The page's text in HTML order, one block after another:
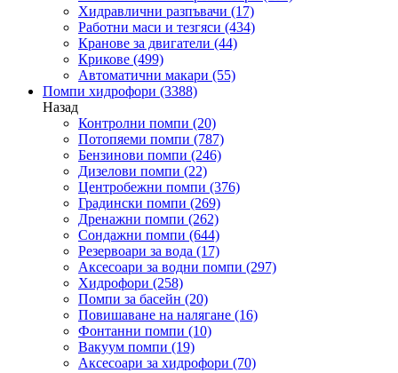
Хидравлични разпъвачи (17)
Работни маси и тезгяси (434)
Кранове за двигатели (44)
Крикове (499)
Автоматични макари (55)
Помпи хидрофори (3388)
Назад
Контролни помпи (20)
Потопяеми помпи (787)
Бензинови помпи (246)
Дизелови помпи (22)
Центробежни помпи (376)
Градински помпи (269)
Дренажни помпи (262)
Сондажни помпи (644)
Резервоари за вода (17)
Аксесоари за водни помпи (297)
Хидрофори (258)
Помпи за басейн (20)
Повишаване на налягане (16)
Фонтанни помпи (10)
Вакуум помпи (19)
Аксесоари за хидрофори (70)